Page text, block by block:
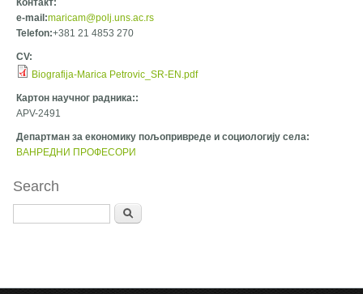
Контакт:
e-mail:maricam@polj.uns.ac.rs
Telefon:+381 21 4853 270
CV:
Biografija-Marica Petrovic_SR-EN.pdf
Картон научног радника::
APV-2491
Департман за економику пољопривреде и социологију села:
ВАНРЕДНИ ПРОФЕСОРИ
Search